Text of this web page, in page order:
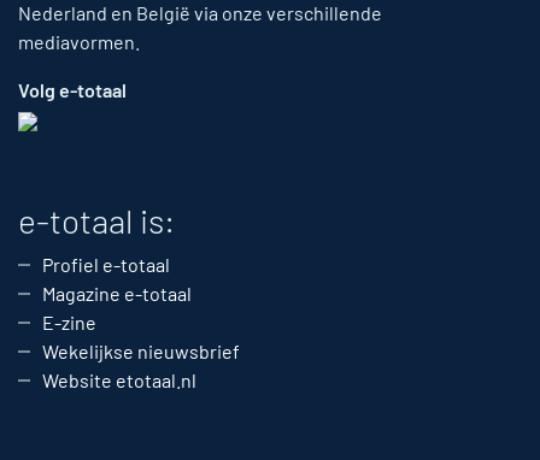
Nederland en België via onze verschillende
mediavormen.
Volg e-totaal
e-totaal is:
Profiel e-totaal
Magazine e-totaal
E-zine
Wekelijkse nieuwsbrief
Website etotaal.nl